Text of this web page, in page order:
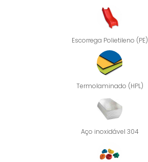
Escorrega Polietileno (PE)
Termolaminado (HPL)
Aço inoxidável 304